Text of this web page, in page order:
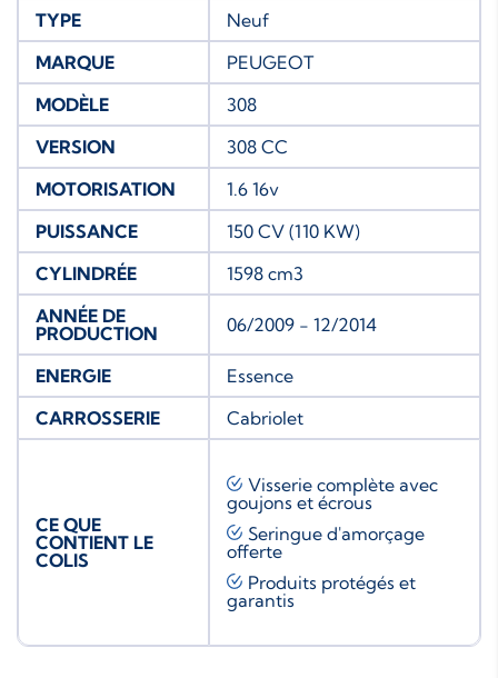
TYPE
Neuf
MARQUE
PEUGEOT
MODÈLE
308
VERSION
308 CC
MOTORISATION
1.6 16v
PUISSANCE
150 CV (110 KW)
CYLINDRÉE
1598 cm3
ANNÉE DE
PRODUCTION
06/2009 - 12/2014
ENERGIE
Essence
CARROSSERIE
Cabriolet
CE QUE
CONTIENT LE
COLIS
Visserie complète avec
goujons et écrous
Seringue d'amorçage
offerte
Produits protégés et
garantis